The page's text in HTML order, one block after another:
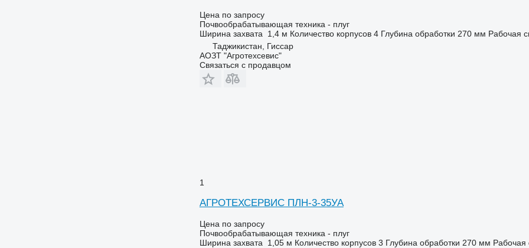
Цена по запросу
Почвообрабатывающая техника - плуг
Ширина захвата
1,4 м Количество корпусов 4 Глубина обработки 270 мм Рабочая
Таджикистан, Гиссар
АОЗТ "Агротехсевис"
Связаться с продавцом
1
АГРОТЕХСЕРВИС ПЛН-3-35УА
Цена по запросу
Почвообрабатывающая техника - плуг
Ширина захвата
1,05 м Количество корпусов 3 Глубина обработки 270 мм Рабочая